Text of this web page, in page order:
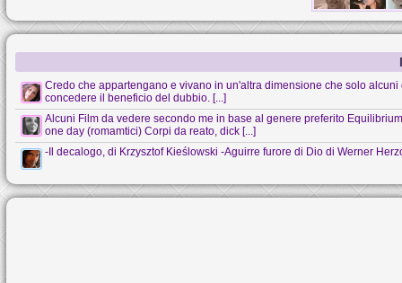
Credo che appartengano e vivano in un'altra dimensione che solo
concedere il beneficio del dubbio. [...]
Alcuni Film da vedere secondo me in base al genere preferito
one day (romamtici) Corpi da reato, dick [...]
-Il decalogo, di Krzysztof Kieślowski -Aguirre furore di Dio di Werner